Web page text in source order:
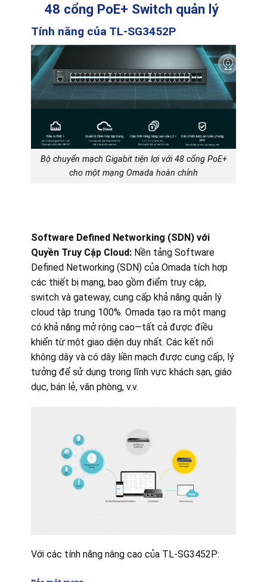
48 cổng PoE+ Switch quản lý
Tính năng của TL-SG3452P
Bộ chuyển mạch Gigabit tiện lợi với 48 cổng PoE+
cho một mạng Omada hoàn chỉnh
Software Defined Networking (SDN) với
Quyền Truy Cập Cloud: Nền tảng Software
Defined Networking (SDN) của Omada tích hợp
các thiết bị mạng, bao gồm điểm truy cập,
switch và gateway, cung cấp khả năng quản lý
cloud tập trung 100%. Omada tạo ra một mạng
có khả năng mở rộng cao—tất cả được điều
khiển từ một giao diện duy nhất. Các kết nối
không dây và có dây liền mạch được cung cấp, lý
tưởng để sử dụng trong lĩnh vực khách sạn, giáo
dục, bán lẻ, văn phòng, v.v.
Với các tính năng nâng cao của TL-SG3452P: